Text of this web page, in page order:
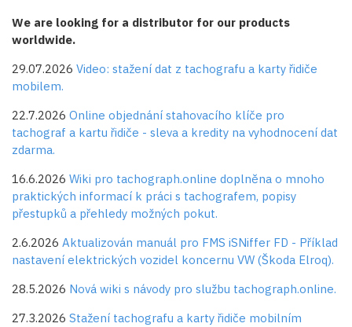
We are looking for a distributor for our products
worldwide.
29.07.2026 Video: stažení dat z tachografu a karty řidiče
mobilem.
22.7.2026 Online objednání stahovacího klíče pro
tachograf a kartu řidiče - sleva a kredity na vyhodnocení dat
zdarma.
16.6.2026 Wiki pro tachograph.online doplněna o mnoho
praktických informací k práci s tachografem, popisy
přestupků a přehledy možných pokut.
2.6.2026 Aktualizován manuál pro FMS iSNiffer FD - Příklad
nastavení elektrických vozidel koncernu VW (Škoda Elroq).
28.5.2026 Nová wiki s návody pro službu tachograph.online.
27.3.2026 Stažení tachografu a karty řidiče mobilním